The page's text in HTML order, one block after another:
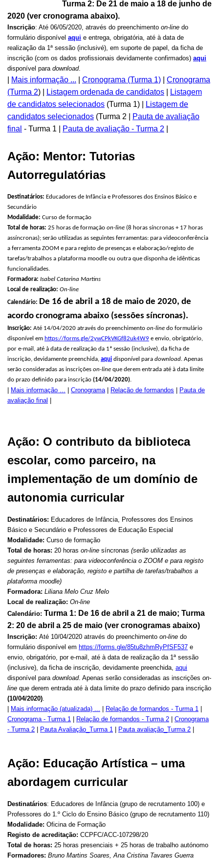
Turma 2: De 21 de maio a 18 de junho de
2020 (ver cronograma abaixo).
Inscrição: Até 06/05/2020, através do preenchimento on-line do
formulário disponível aqui e entrega, obrigatória, até à data de
realização da 1ª sessão (inclusivé), em suporte de papel, da ficha de
inscrição (com os dados profissionais devidamente confirmados) aqui
disponível para download.
Mais informação ... Cronograma (Turma 1)
Cronograma
(Turma 2) | Listagem ordenada de candidatos
Listagem
de candidatos selecionados (Turma 1) |
Listagem de
candidatos selecionados (Turma 2 |
Pauta de avaliação
final - Turma 1 | Pauta de avaliação - Turma 2
Ação: Mentor: Tutorias
Autorregulatórias
Destinatários: Educadores de Infância e Professores dos Ensinos Básico e
Secundário
Modalidade: Curso de formação
Total de horas: 25 horas de formação on-line (8 horas síncronas + 17 horas
assíncronas); serão utilizadas as seguintes ferramentas: para videoconferência
a ferramenta ZOOM e para registo de presenças e elaboração/registo de
tarefas/trabalhos a plataforma moodle ou outra que disponha de idênticas
funcionalidades.
Formadora: Isabel Catarina Martins
Local de realização: On-line
Calendário: De 16 de abril a 18 de maio de 2020, de
acordo cronograma abaixo (sessões síncronas).
Inscrição: Até 14/04/2020 através do preenchimento on-line do formulário
disponível em https://forms.gle/2ywCPkVKGf82uk4W9 e envio, obrigatório,
por e-mail, até à data de realização da 1ª sessão (inclusive), da ficha de
inscrição, devidamente preenchida, aqui disponível para download. Apenas
serão consideradas as inscrições on-line que derem entrada até à data limite
do prazo definido para inscrição (14/04/2020).
Mais informação ... Cronograma| Relação de formandos
Pauta de
avaliação final
Ação: O contributo da biblioteca
escolar, como parceiro, na
implementação de um domínio de
autonomia curricular
Destinatários: Educadores de Infância, Professores dos Ensinos
Básico e Secundário e Professores de Educação Especial
Modalidade: Curso de formação
Total de horas: 20 horas on-line síncronas (serão utilizadas as
seguintes ferramentas: para videoconferência o ZOOM e para registo
de presenças e elaboração, registo e partilha de tarefas/trabalhos a
plataforma moodle)
Formadora: Liliana Melo Cruz Melo
Local de realização: On-line
Calendário: Turma 1: De 16 de abril a 21 de maio; Turma
2: 20 de abril a 25 de maio (ver cronogramas abaixo)
Inscrição: Até 10/04/2020 através do preenchimento on-line do
formulário disponível em https://forms.gle/85tu8zhmRyPfSF537 e
envio, obrigatório, por e-mail, até à data de realização da 1ª sessão
(inclusive), da ficha de inscrição, devidamente preenchida, aqui
disponível para download. Apenas serão consideradas as inscrições on-
line que derem entrada até à data limite do prazo definido para inscrição
(10/04/2020).
Mais informação (atualizada) ... Relação de formandos - Turma 1
Cronograma - Turma 1
Relação de formandos - Turma 2
Cronograma
- Turma 2
Pauta Avaliação_Turma 1 Pauta avaliação_Turma 2
Ação: Educação Artística – uma
abordagem curricular
Destinatários: Educadores de Infância (grupo de recrutamento 100) e
Professores do 1.º Ciclo do Ensino Básico (grupo de recrutamento 110)
Modalidade: Oficina de Formação
Registo de acreditação: CCPFC/ACC-107298/20
Total de horas: 25 horas presenciais + 25 horas de trabalho autónomo
Formadores: Bruno Martins Soares, Ana Cristina Tavares Guerra